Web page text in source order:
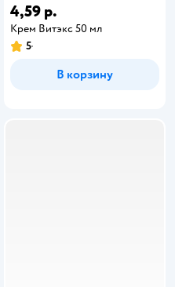
4,59 р.
Крем Витэкс 50 мл
5
В корзину